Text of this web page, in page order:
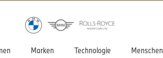
Marken Technologie Menschen